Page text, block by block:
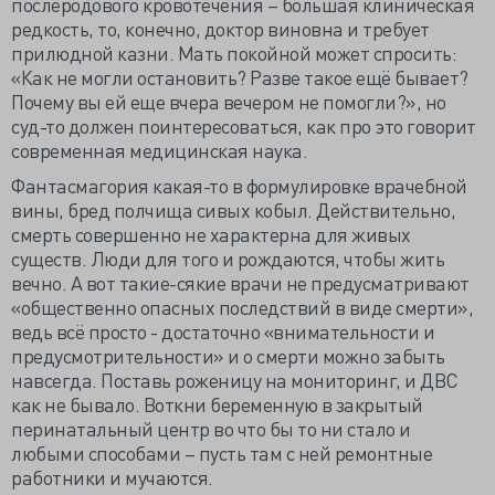
редкость, то, конечно, доктор виновна и требует
прилюдной казни. Мать покойной может спросить:
«Как не могли остановить? Разве такое ещё бывает?
Почему вы ей еще вчера вечером не помогли?», но
суд-то должен поинтересоваться, как про это говорит
современная медицинская наука.
Фантасмагория какая-то в формулировке врачебной
вины, бред полчища сивых кобыл. Действительно,
смерть совершенно не характерна для живых
существ. Люди для того и рождаются, чтобы жить
вечно. А вот такие-сякие врачи не предусматривают
«общественно опасных последствий в виде смерти»,
ведь всё просто - достаточно «внимательности и
предусмотрительности» и о смерти можно забыть
навсегда. Поставь роженицу на мониторинг, и ДВС
как не бывало. Воткни беременную в закрытый
перинатальный центр во что бы то ни стало и
любыми способами – пусть там с ней ремонтные
работники и мучаются.